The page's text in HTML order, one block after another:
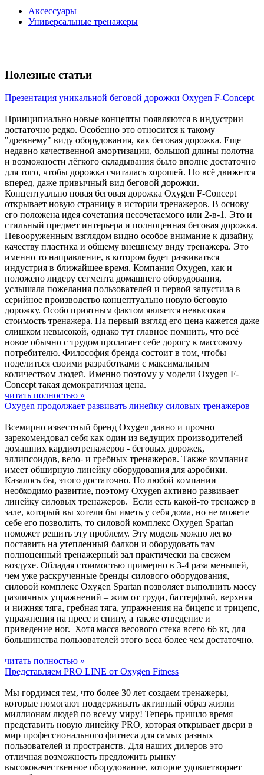
Аксессуары
Универсальные тренажеры
Полезные статьи
Презентация уникальной беговой дорожки Oxygen F-Concept
Принципиально новые концепты появляются в индустрии
достаточно редко. Особенно это относится к такому
"древнему" виду оборудования, как беговая дорожка. Еще
недавно качественной амортизации, большой длины полотна
и возможности лёгкого складывания было вполне достаточно
для того, чтобы дорожка считалась хорошей. Но всё движется
вперед, даже привычный вид беговой дорожки.
Концептуально новая беговая дорожка Oxygen F-Concept
открывает новую страницу в истории тренажеров. В основу
его положена идея сочетания несочетаемого или 2-в-1. Это и
стильный предмет интерьера и полноценная беговая дорожка.
Невооруженным взглядом видно особое внимание к дизайну,
качеству пластика и общему внешнему виду тренажера. Это
именно то направление, в котором будет развиваться
индустрия в ближайшее время. Компания Oxygen, как и
положено лидеру сегмента домашнего оборудования,
услышала пожелания пользователей и первой запустила в
серийное производство концептуально новую беговую
дорожку. Особо приятным фактом является невысокая
стоимость тренажера. На первый взгляд его цена кажется даже
слишком невысокой, однако тут главное помнить, что всё
новое обычно с трудом пролагает себе дорогу к массовому
потребителю. Философия бренда состоит в том, чтобы
поделиться своими разработками с максимальным
количеством людей. Именно поэтому у модели Oxygen F-
Concept такая демократичная цена.
читать полностью »
Oxygen продолжает развивать линейку силовых тренажеров
Всемирно известный бренд Oxygen давно и прочно
зарекомендовал себя как один из ведущих производителей
домашних кардиотренажеров - беговых дорожек,
эллипсоидов, вело- и гребных тренажеров. Также компания
имеет обширную линейку оборудования для аэробики.
Казалось бы, этого достаточно. Но любой компании
необходимо развитие, поэтому Oxygen активно развивает
линейку силовых тренажеров. Если есть какой-то тренажер в
зале, который вы хотели бы иметь у себя дома, но не можете
себе его позволить, то силовой комплекс Oxygen Spartan
поможет решить эту проблему. Эту модель можно легко
поставить на утепленный балкон и оборудовать там
полноценный тренажерный зал практически на свежем
воздухе. Обладая стоимостью примерно в 3-4 раза меньшей,
чем уже раскрученные бренды силового оборудования,
силовой комплекс Oxygen Spartan позволяет выполнить массу
различных упражнений – жим от груди, баттерфляй, верхняя
и нижняя тяга, гребная тяга, упражнения на бицепс и трицепс,
упражнения на пресс и спину, а также отведение и
приведение ног. Хотя масса весового стека всего 66 кг, для
большинства пользователей этого веса более чем достаточно.
читать полностью »
Представляем PRO LINE от Oxygen Fitness
Мы гордимся тем, что более 30 лет создаем тренажеры,
которые помогают поддерживать активный образ жизни
миллионам людей по всему миру! Теперь пришло время
представить новую линейку PRO, которая открывает двери в
мир профессионального фитнеса для самых разных
пользователей и пространств. Для наших дилеров это
отличная возможность предложить рынку
высококачественное оборудование, которое удовлетворяет